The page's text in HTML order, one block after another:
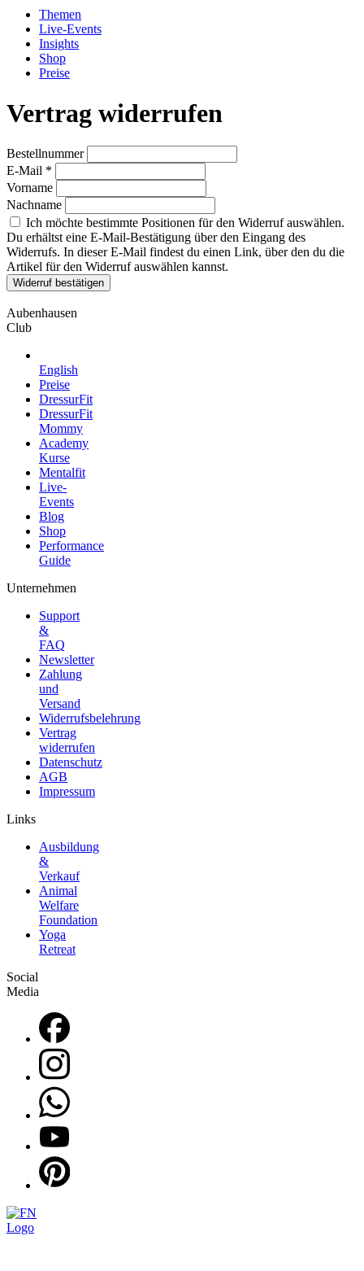
Themen
Live-Events
Insights
Shop
Preise
Vertrag widerrufen
Bestellnummer
E-Mail *
Vorname
Nachname
Ich möchte bestimmte Positionen für den Widerruf auswählen.
Du erhältst eine E-Mail-Bestätigung über den Eingang des
Widerrufs. In dieser E-Mail findest du einen Link, über den du die
Artikel für den Widerruf auswählen kannst.
Widerruf bestätigen
Aubenhausen
Club
English
Preise
DressurFit
DressurFit
Mommy
Academy
Kurse
Mentalfit
Live-
Events
Blog
Shop
Performance
Guide
Unternehmen
Support
&
FAQ
Newsletter
Zahlung
und
Versand
Widerrufsbelehrung
Vertrag
widerrufen
Datenschutz
AGB
Impressum
Links
Ausbildung
&
Verkauf
Animal
Welfare
Foundation
Yoga
Retreat
Social
Media